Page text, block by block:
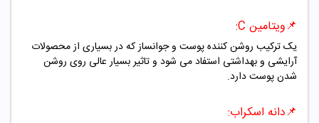
📌ویتامین C:
یک ترکیب روشن کننده پوست و جوانساز که در بسیاری از محصولات
آرایشی و بهداشتی استفاد می شود و تاثیر بسیار عالی روی روشن
شدن پوست دارد.
📌دانه اسکراب: